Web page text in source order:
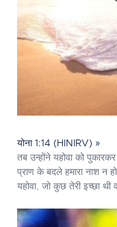
योना 1:14 (HINIRV) »
तब उन्होंने यहोवा को
प्राण के बदले हमारा नाश न
यहोवा, जो कुछ तेरी इच्छा थी